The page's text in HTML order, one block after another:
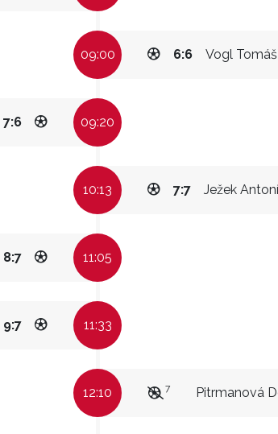
09:00 Vogl Tomáš
6:6
7:6 09:20
10:13 Ježek
7:7
8:7 11:05
9:7 11:33
12:10 Pitrmanová
7